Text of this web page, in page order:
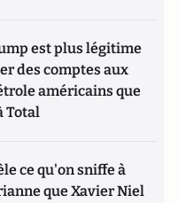
est plus légitime
des comptes aux
américains que
Total
ce qu'on sniffe à
que Xavier Niel